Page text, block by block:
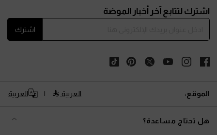
اشترك لتتابع آخر أخبار الموضة
اشترك
الموقع: العربية العربية
هل تحتاج مساعدة؟